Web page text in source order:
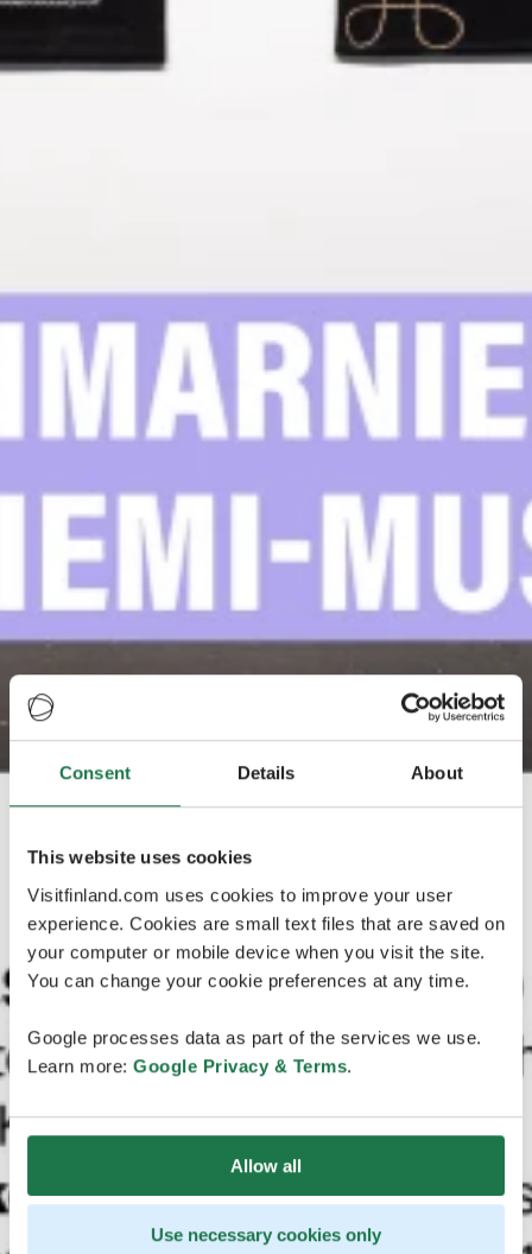
Consent Details About
This website uses cookies
Visitfinland.com uses cookies to improve your user
experience. Cookies are small text files that are saved on
your computer or mobile device when you visit the site.
You can change your cookie preferences at any time.
Google processes data as part of the services we use.
Learn more: Google Privacy & Terms.
Allow all
Use necessary cookies only